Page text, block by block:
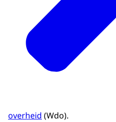
overheid (Wdo).